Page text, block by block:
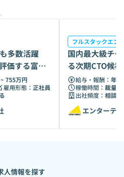
多数活躍
価する富士
755万円
雇用形態： 正社員
フルスタックエン
国内最大級チ
る次期CTO候
給与・報酬： 年
稼働時間： 裁量労
出社頻度： 相談
エンターテ
人情報を探す